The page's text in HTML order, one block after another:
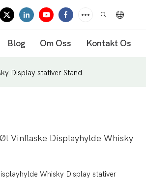
Blog Om Oss Kontakt Os
Display stativer Stand
Vinflaske Displayhylde Whisky
Whisky Display stativer